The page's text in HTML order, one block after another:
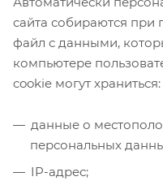
сайта собираются
файл с данными,
компьютере
cookie могут храниться:
данные о
персональных
IP-адрес;